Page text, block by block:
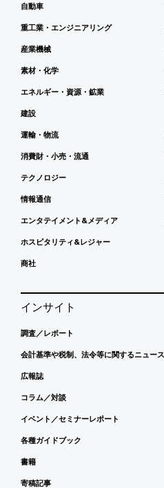
自動車
重工業・エンジニアリング
産業機械
素材・化学
エネルギー・資源・鉱業
建設
運輸・物流
消費財・小売・流通
テクノロジー
情報通信
エンタテイメント&メディア
ホスピタリティ&レジャー
商社
インサイト
調査／レポート
会計基準や税制、法令等に関するニュース
広報誌
コラム／対談
イベント／セミナーレポート
各種ガイドブック
書籍
寄稿記事